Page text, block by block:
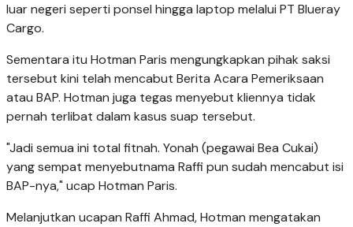
luar negeri seperti ponsel hingga laptop melalui PT Blueray
Cargo.
Sementara itu Hotman Paris mengungkapkan pihak saksi
tersebut kini telah mencabut Berita Acara Pemeriksaan
atau BAP. Hotman juga tegas menyebut kliennya tidak
pernah terlibat dalam kasus suap tersebut.
"Jadi semua ini total fitnah. Yonah (pegawai Bea Cukai)
yang sempat menyebutnama Raffi pun sudah mencabut isi
BAP-nya," ucap Hotman Paris.
Melanjutkan ucapan Raffi Ahmad, Hotman mengatakan